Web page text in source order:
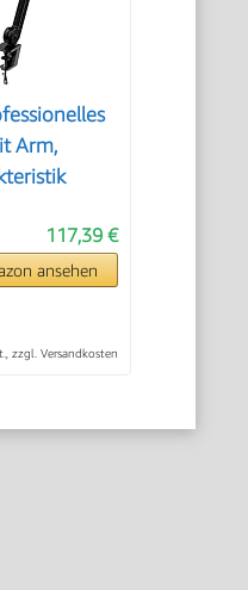
Arm,
117,39 €
ansehen
zzgl. Versandkosten